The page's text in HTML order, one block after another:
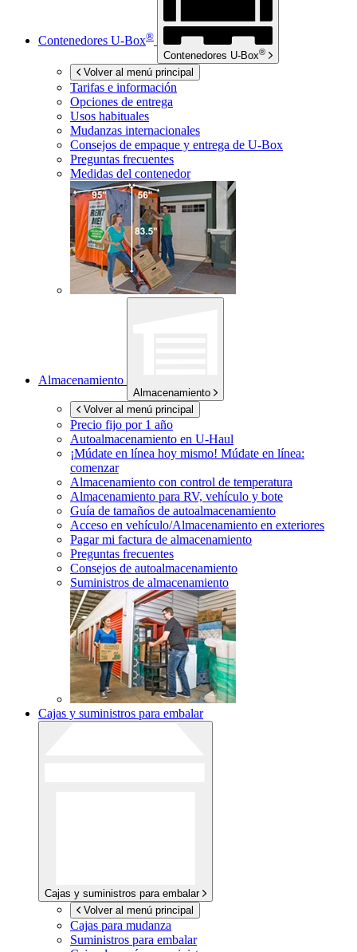
Contenedores U-Box®
Contenedores U-Box®
Volver al menú principal
Tarifas e información
Opciones de entrega
Usos habituales
Mudanzas internacionales
Consejos de empaque y entrega de U-Box
Preguntas frecuentes
Medidas del contenedor
Almacenamiento
Almacenamiento
Volver al menú principal
Precio fijo por 1 año
Autoalmacenamiento en U-Haul
¡Múdate en línea hoy mismo! Múdate en línea:
comenzar
Almacenamiento con control de temperatura
Almacenamiento para RV, vehículo y bote
Guía de tamaños de autoalmacenamiento
Acceso en vehículo/Almacenamiento en exteriores
Pagar mi factura de almacenamiento
Preguntas frecuentes
Consejos de autoalmacenamiento
Suministros de almacenamiento
Cajas y suministros para embalar
Cajas y suministros para embalar
Volver al menú principal
Cajas para mudanza
Suministros para embalar